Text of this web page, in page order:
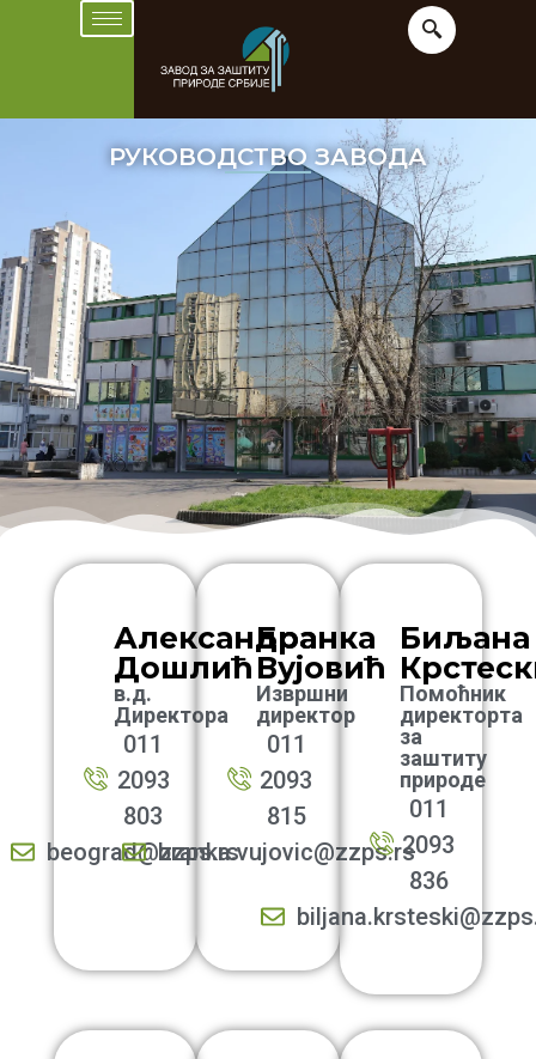
РУКОВОДСТВО ЗАВОДА
Александра
Дошлић
в.д.
Директора
011
2093
803
beograd@zzps.rs
Бранка
Вујовић
Извршни
директор
011
2093
815
branka.vujovic@zzps.rs
Биљана
Помоћник
директорта
за
заштиту
природе
011
2093
836